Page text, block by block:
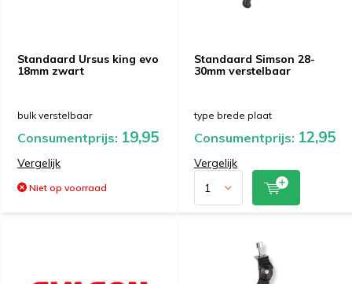
Standaard Ursus king evo
18mm zwart
bulk verstelbaar
Consumentprijs: 19,95
Vergelijk
Niet op voorraad
Standaard Simson 28-
30mm verstelbaar
type brede plaat
Consumentprijs: 12,95
Vergelijk